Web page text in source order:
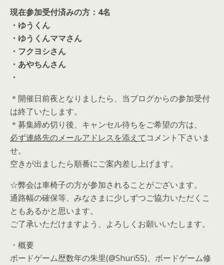
現在参加受付済みの方：4名
・ゆうくん
・ゆうくんママさん
・フクヨシさん
・あやちんさん
・
＊開催日前夜となりましたら、当ブログからの参加受付
は終了いたします。
＊募集締め切り後、キャンセル待ちをご希望の方は、
必ず連絡先のメールアドレスを添えてコメント下さいま
せ。
空きが出ましたら順番にご案内差し上げます。
☆弊会は車椅子の方が参加されることがございます。
通路幅の確保等、みなさまに少しずつご協力いただくこ
ともあるかと思います。
ご了承いただけますよう、よろしくお願いいたします。
・概要
ボードゲーム歴数年の朱里(@Shuri55)、ボードゲーム修